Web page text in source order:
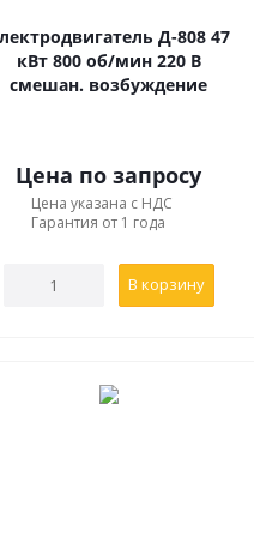
электродвигателей
СПОСОБУ МОНТАЖА
Д-808 47
кВт 800 об/мин 220 В
смешан. возбуждение
Цена по запросу
Цена указана с НДС
Гарантия от 1 года
В корзину